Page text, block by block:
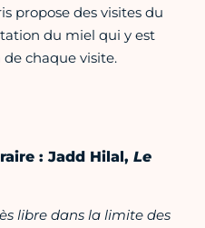
propose des visites du
du miel qui y est
chaque visite.
: Jadd Hilal, Le
libre dans la limite des